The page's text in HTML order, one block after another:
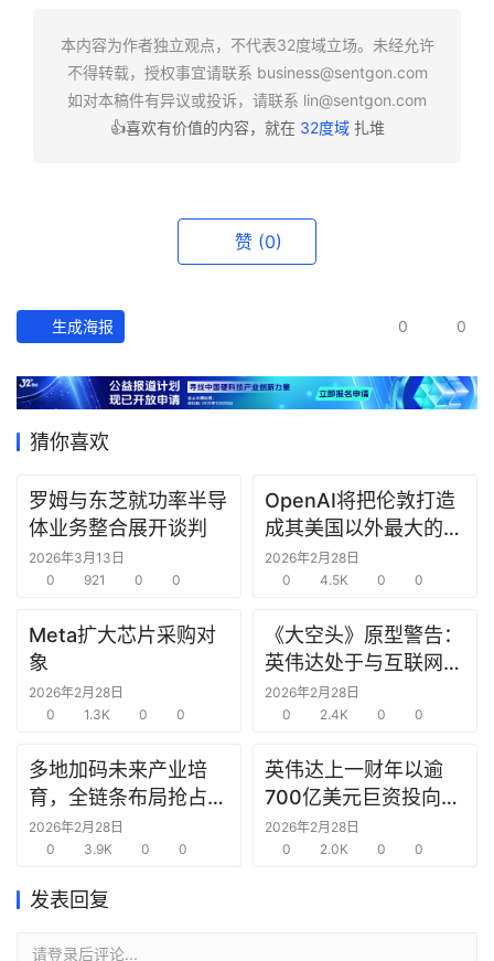
经
数
据
研
选
报
创
投
之
商
机
链
圈
本内容为作者独立观点，不代表32度域立场。未经允许
不得转载，授权事宜请联系 business@sentgon.com
如对本稿件有异议或投诉，请联系 lin@sentgon.com
👍喜欢有价值的内容，就在 32度域扎堆
赞 (0)
生成海报 0 0
猜你喜欢
罗姆与东芝就功率半导
体业务整合展开谈判
2026年3月13日
0
921 0 0
OpenAI将把伦敦打造
成其美国以外最大的研
究中心
2026年2月28日
0
4.5K 0 0
Meta扩大芯片采购对
象
2026年2月28日
0
1.3K 0 0
《大空头》原型警告：
英伟达处于与互联网泡
沫时期思科同样的“危
险境地”
2026年2月28日
0
2.4K 0 0
多地加码未来产业培
育，全链条布局抢占新
赛道先机
2026年2月28日
0
3.9K 0 0
英伟达上一财年以逾
700亿美元巨资投向合
作方，竭力巩固AI芯片
需求
2026年2月28日
0
2.0K 0 0
发表回复
请登录后评论...